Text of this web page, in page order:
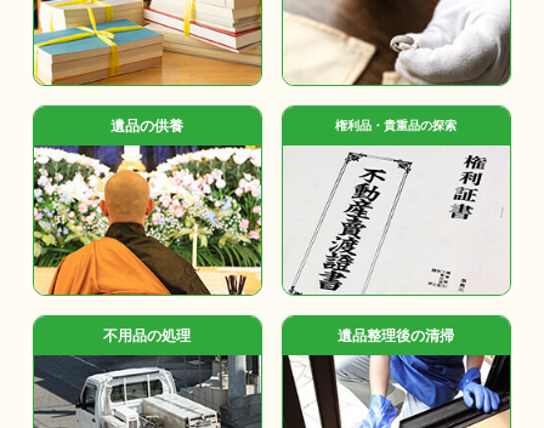
遺品の供養 権利品・貴重品の探索
不用品の処理 遺品整理後の清掃